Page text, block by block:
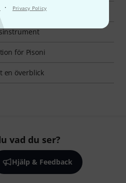
· Privacy Policy
för Pisoni
en överblick
vad du ser?
Hjälp & Feedback